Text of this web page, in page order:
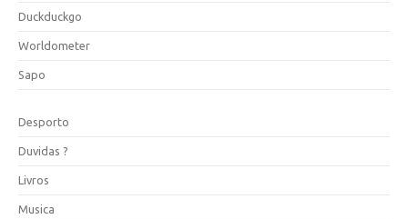
Duckduckgo
Worldometer
Sapo
Desporto
Duvidas ?
Livros
Musica